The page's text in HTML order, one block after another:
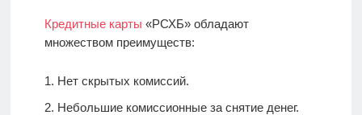
Кредитные карты «РСХБ» обладают
множеством преимуществ:
Нет скрытых комиссий.
Небольшие комиссионные за снятие денег.